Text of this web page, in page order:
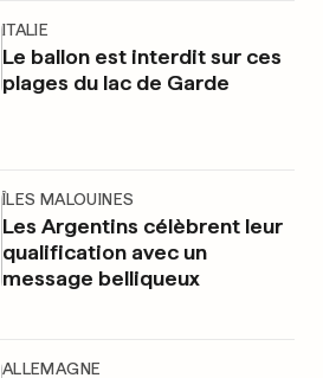
ITALIE
Le ballon est interdit sur ces
plages du lac de Garde
ÎLES MALOUINES
Les Argentins célèbrent leur
qualification avec un
message belliqueux
ALLEMAGNE